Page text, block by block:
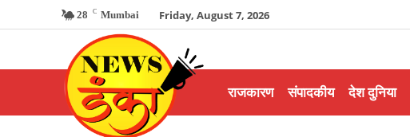
28 C Mumbai Friday, August 7, 2026
राजकारण संपादकीय देश दुनिया